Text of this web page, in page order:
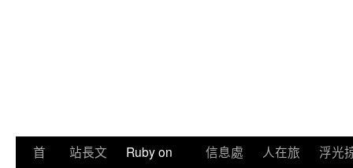
首
站長文
Ruby on
信息處
人在旅
浮光